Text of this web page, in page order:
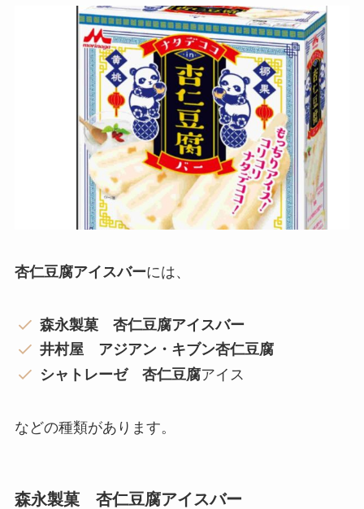
杏仁豆腐アイスバーには、
森永製菓 杏仁豆腐アイスバー
井村屋 アジアン・キブン杏仁豆腐
シャトレーゼ 杏仁豆腐アイス
などの種類があります。
森永製菓 杏仁豆腐アイスバー